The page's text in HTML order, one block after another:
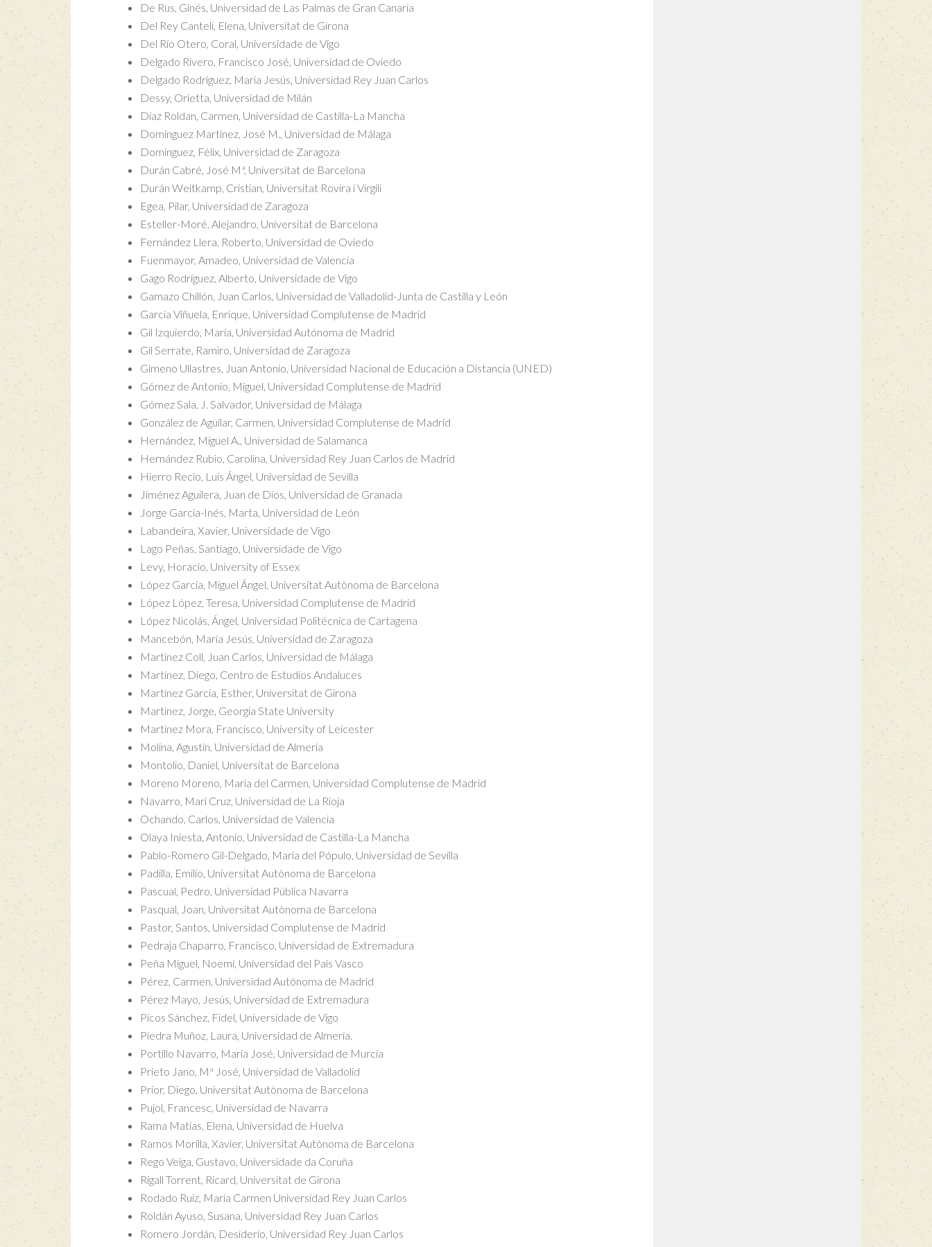
De Rus, Ginés, Universidad de Las Palmas de Gran Canaria
Del Rey Canteli, Elena, Universitat de Girona
Del Río Otero, Coral, Universidade de Vigo
Delgado Rivero, Francisco José, Universidad de Oviedo
Delgado Rodríguez, María Jesús, Universidad Rey Juan Carlos
Dessy, Orietta, Universidad de Milán
Díaz Roldan, Carmen, Universidad de Castilla-La Mancha
Domínguez Martínez, José M., Universidad de Málaga
Domínguez, Félix, Universidad de Zaragoza
Durán Cabré, José Mª, Universitat de Barcelona
Durán Weitkamp, Cristian, Universitat Rovira i Virgili
Egea, Pilar, Universidad de Zaragoza
Esteller-Moré, Alejandro, Universitat de Barcelona
Fernández Llera, Roberto, Universidad de Oviedo
Fuenmayor, Amadeo, Universidad de Valencia
Gago Rodríguez, Alberto, Universidade de Vigo
Gamazo Chillón, Juan Carlos, Universidad de Valladolid-Junta de Castilla y León
García Viñuela, Enrique, Universidad Complutense de Madrid
Gil Izquierdo, María, Universidad Autónoma de Madrid
Gil Serrate, Ramiro, Universidad de Zaragoza
Gimeno Ullastres, Juan Antonio, Universidad Nacional de Educación a Distancia (UNED)
Gómez de Antonio, Miguel, Universidad Complutense de Madrid
Gómez Sala, J. Salvador, Universidad de Málaga
González de Aguilar, Carmen, Universidad Complutense de Madrid
Hernández, Miguel A., Universidad de Salamanca
Hernández Rubio, Carolina, Universidad Rey Juan Carlos de Madrid
Hierro Recio, Luis Ángel, Universidad de Sevilla
Jiménez Aguilera, Juan de Dios, Universidad de Granada
Jorge García-Inés, Marta, Universidad de León
Labandeira, Xavier, Universidade de Vigo
Lago Peñas, Santiago, Universidade de Vigo
Levy, Horacio, University of Essex
López García, Miguel Ángel, Universitat Autònoma de Barcelona
López López, Teresa, Universidad Complutense de Madrid
López Nicolás, Ángel, Universidad Politécnica de Cartagena
Mancebón, María Jesús, Universidad de Zaragoza
Martínez Coll, Juan Carlos, Universidad de Málaga
Martínez, Diego, Centro de Estudios Andaluces
Martínez Garcia, Esther, Universitat de Girona
Martínez, Jorge, Georgia State University
Martínez Mora, Francisco, University of Leicester
Molina, Agustín, Universidad de Almería
Montolio, Daniel, Universitat de Barcelona
Moreno Moreno, María del Carmen, Universidad Complutense de Madrid
Navarro, Mari Cruz, Universidad de La Rioja
Ochando, Carlos, Universidad de Valencia
Olaya Iniesta, Antonio, Universidad de Castilla-La Mancha
Pablo-Romero Gil-Delgado, María del Pópulo, Universidad de Sevilla
Padilla, Emilio, Universitat Autònoma de Barcelona
Pascual, Pedro, Universidad Pública Navarra
Pasqual, Joan, Universitat Autònoma de Barcelona
Pastor, Santos, Universidad Complutense de Madrid
Pedraja Chaparro, Francisco, Universidad de Extremadura
Peña Miguel, Noemí, Universidad del País Vasco
Pérez, Carmen, Universidad Autónoma de Madrid
Pérez Mayo, Jesús, Universidad de Extremadura
Picos Sánchez, Fidel, Universidade de Vigo
Piedra Muñoz, Laura, Universidad de Almería.
Portillo Navarro, María José, Universidad de Murcia
Prieto Jano, Mª José, Universidad de Valladolid
Prior, Diego, Universitat Autònoma de Barcelona
Pujol, Francesc, Universidad de Navarra
Rama Matías, Elena, Universidad de Huelva
Ramos Morilla, Xavier, Universitat Autònoma de Barcelona
Rego Veiga, Gustavo, Universidade da Coruña
Rigall Torrent, Ricard, Universitat de Girona
Rodado Ruiz, María Carmen Universidad Rey Juan Carlos
Roldán Ayuso, Susana, Universidad Rey Juan Carlos
Romero Jordán, Desiderio, Universidad Rey Juan Carlos